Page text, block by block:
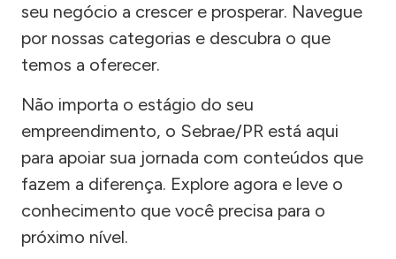
seu negócio a crescer e prosperar. Navegue
por nossas categorias e descubra o que
temos a oferecer.
Não importa o estágio do seu
empreendimento, o Sebrae/PR está aqui
para apoiar sua jornada com conteúdos que
fazem a diferença. Explore agora e leve o
conhecimento que você precisa para o
próximo nível.